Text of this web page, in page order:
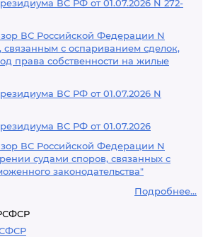
ВС РФ от 01.07.2026 N 272-
ВС Российской Федерации N
связанным с оспариванием сделок,
права собственности на жилые
ВС РФ от 01.07.2026 N
ВС РФ от 01.07.2026
ВС Российской Федерации N
судами споров, связанных с
законодательства"
Подробнее...